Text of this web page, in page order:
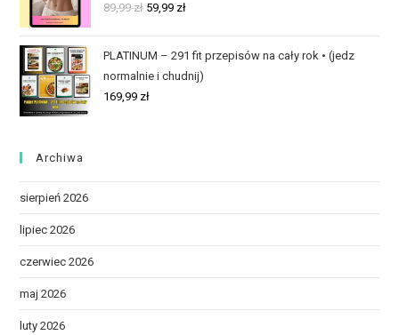
89,99zł 59,99 zł
PLATINUM – 291 fit przepisów na cały rok • (jedz
normalnie i chudnij)
169,99 zł
Archiwa
sierpień 2026
lipiec 2026
czerwiec 2026
maj 2026
luty 2026